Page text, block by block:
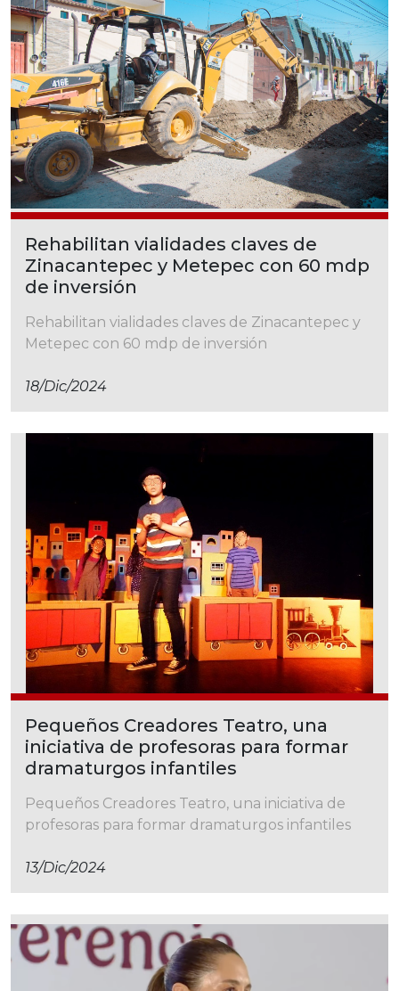
Rehabilitan vialidades claves de
Zinacantepec y Metepec con 60 mdp
de inversión
Rehabilitan vialidades claves de Zinacantepec y
Metepec con 60 mdp de inversión
18/dic/2024
Pequeños Creadores Teatro, una
iniciativa de profesoras para formar
dramaturgos infantiles
Pequeños Creadores Teatro, una iniciativa de
profesoras para formar dramaturgos infantiles
13/dic/2024